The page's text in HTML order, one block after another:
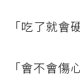
「吃了就會
「會不會傷